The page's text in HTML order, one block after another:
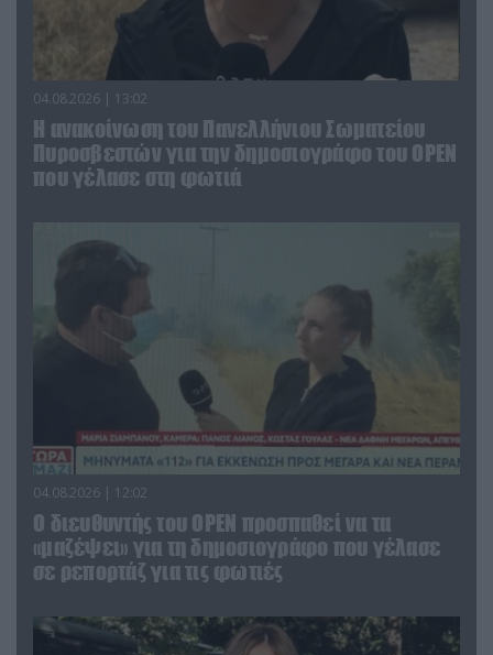
04.08.2026 | 13:02
Η ανακοίνωση του Πανελλήνιου Σωματείου
Πυροσβεστών για την δημοσιογράφο του OPEN
που γέλασε στη φωτιά
04.08.2026 | 12:02
O διευθυντής του OPEN προσπαθεί να τα
«μαζέψει» για τη δημοσιογράφο που γέλασε
σε ρεπορτάζ για τις φωτιές